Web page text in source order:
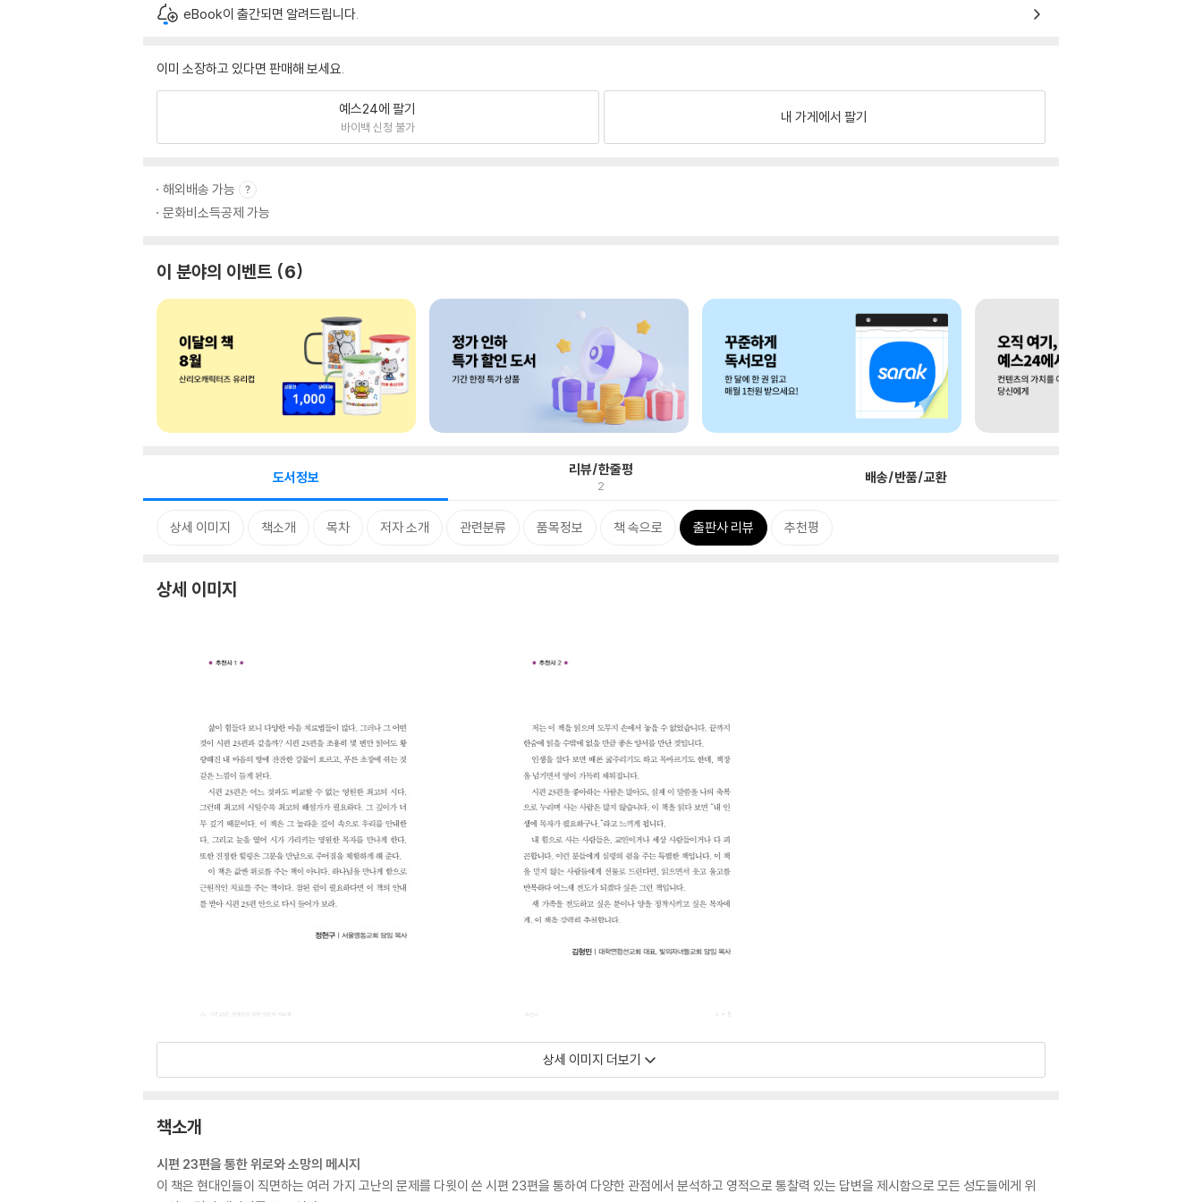
eBook이 출간되면 알려드립니다.
이미 소장하고 있다면 판매해 보세요.
예스24에 팔기
바이백 신청 불가
내 가게에서 팔기
해외배송 가능
문화비소득공제 가능
이 분야의 이벤트 6
도서정보 리뷰/한줄평
2 배송/반품/교환
상세 이미지 책소개 목차 저자 소개 관련분류 품목정보 책 속으로 출판사 리뷰 추천평
상세 이미지
상세 이미지 더보기
책소개
시편 23편을 통한 위로와 소망의 메시지
이 책은 현대인들이 직면하는 여러 가지 고난의 문제를 다윗이 쓴 시편 23편을 통하여 다양한 관점에서 분석하고 영적으로 통찰력 있는 답변을 제시함으로 모든 성도들에게 위